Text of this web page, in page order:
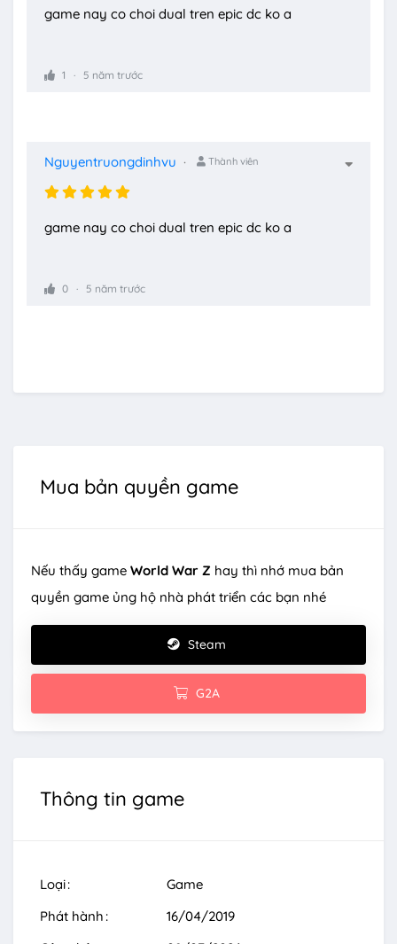
game nay co choi dual tren epic dc ko a
1 5 năm trước
Nguyentruongdinhvu Thành viên
game nay co choi dual tren epic dc ko a
0 5 năm trước
Mua bản quyền game
Nếu thấy game World War Z hay thì nhớ mua bản
quyền game ủng hộ nhà phát triển các bạn nhé
Steam
G2A
Thông tin game
Loại
Game
Phát hành
16/04/2019